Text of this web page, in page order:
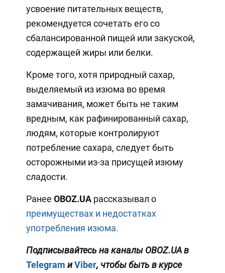
усвоение питательных веществ,
рекомендуется сочетать его со
сбалансированной пищей или закуской,
содержащей жиры или белки.
Кроме того, хотя природный сахар,
выделяемый из изюма во время
замачивания, может быть не таким
вредным, как рафинированный сахар,
людям, которые контролируют
потребление сахара, следует быть
осторожными из-за присущей изюму
сладости.
Ранее OBOZ.UA рассказывал о
преимуществах и недостатках
употребления изюма.
Подписывайтесь на каналы OBOZ.UAв
Telegram иViber, чтобы быть в курсе